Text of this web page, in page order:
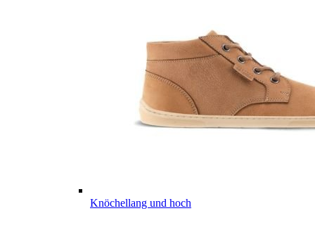
Knöchellang und hoch